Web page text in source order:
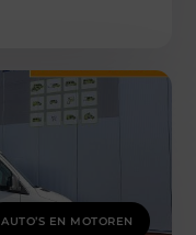
AUTO’S EN MOTOREN